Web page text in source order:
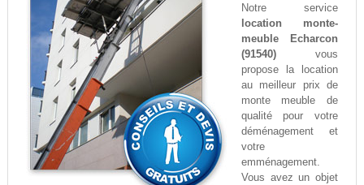
Notre service
location monte-
meuble Echarcon
(91540)vous
propose la location
au meilleur prix de
monte meuble de
qualité pour votre
déménagement et
votre
emménagement.
Vous avez un objet